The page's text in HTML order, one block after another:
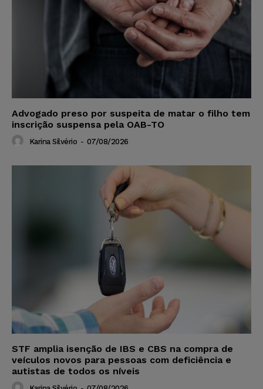
Advogado preso por suspeita de matar o filho tem
inscrição suspensa pela OAB-TO
Karina Silvério - 07/08/2026
STF amplia isenção de IBS e CBS na compra de
veículos novos para pessoas com deficiência e
autistas de todos os níveis